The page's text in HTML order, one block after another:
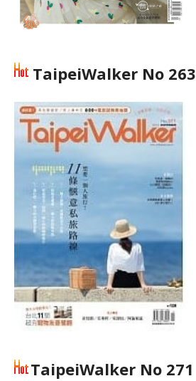
TaipeiWalker No 263
TaipeiWalker No 271